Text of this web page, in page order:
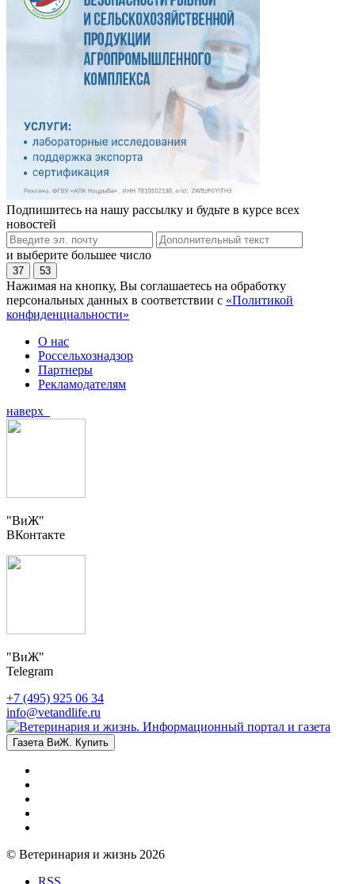
Подпишитесь на нашу рассылку и будьте в курсе всех
новостей
и выберите большее число
37 53
Нажимая на кнопку, Вы соглашаетесь на обработку
персональных данных в соответствии с «Политикой
конфиденциальности»
О нас
Россельхознадзор
Партнеры
Рекламодателям
наверх
"ВиЖ"
ВКонтакте
"ВиЖ"
Telegram
+7 (495) 925 06 34
info@vetandlife.ru
Газета ВиЖ. Купить
© Ветеринария и жизнь 2026